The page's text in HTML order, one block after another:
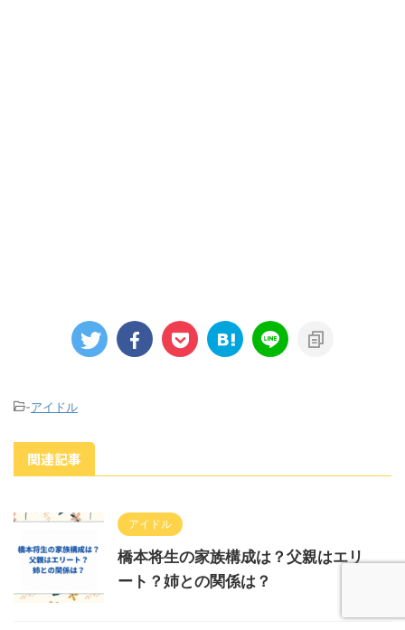
-アイドル
関連記事
アイドル
橋本将生の家族構成は？父親はエリ
ート？姉との関係は？